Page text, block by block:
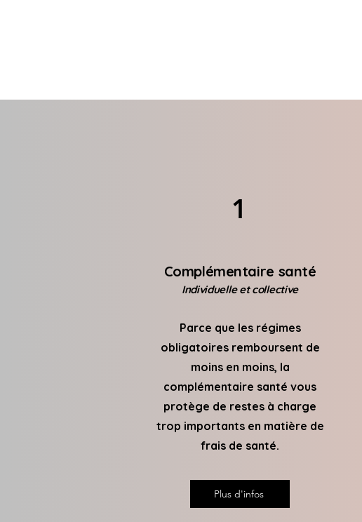
1
Complémentaire santé
Individuelle et collective
Parce que les régimes
obligatoires remboursent de
moins en moins, la
complémentaire santé vous
protège de restes à charge
trop importants en matière de
frais de santé.
Plus d'infos